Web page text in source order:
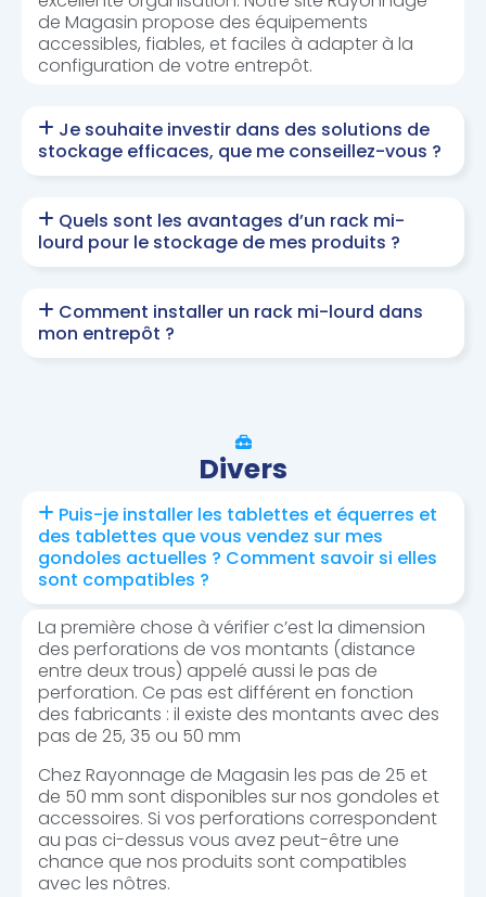
de Magasin propose des équipements
accessibles, fiables, et faciles à adapter à la
configuration de votre entrepôt.
Je souhaite investir dans des solutions de
stockage efficaces, que me conseillez-vous ?
Quels sont les avantages d’un rack mi-
lourd pour le stockage de mes produits ?
Comment installer un rack mi-lourd dans
mon entrepôt ?
Divers
Puis-je installer les tablettes et équerres et
des tablettes que vous vendez sur mes
gondoles actuelles ? Comment savoir si elles
sont compatibles ?
La première chose à vérifier c’est la dimension
des perforations de vos montants (distance
entre deux trous) appelé aussi le pas de
perforation. Ce pas est différent en fonction
des fabricants : il existe des montants avec des
pas de 25, 35 ou 50 mm
Chez Rayonnage de Magasin les pas de 25 et
de 50 mm sont disponibles sur nos gondoles et
accessoires. Si vos perforations correspondent
au pas ci-dessus vous avez peut-être une
chance que nos produits sont compatibles
avec les nôtres.